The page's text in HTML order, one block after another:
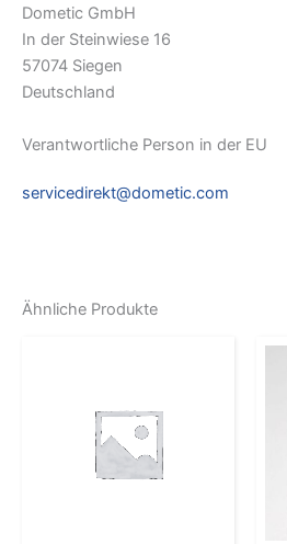
Dometic GmbH
In der Steinwiese 16
57074 Siegen
Deutschland
Verantwortliche Person in der EU
servicedirekt@dometic.com
Ähnliche Produkte